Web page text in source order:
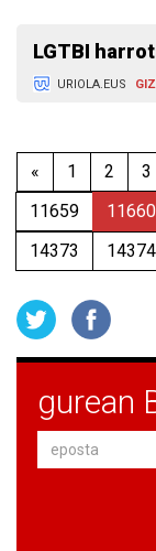
LGTBI
URIOLA.EUS
« 1 2 3
11659
11660
14373
14374
gurean